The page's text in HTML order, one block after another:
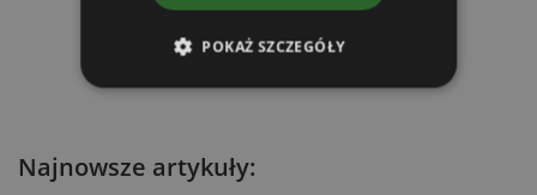
Najnowsze artykuły:
POKAŻ SZCZEGÓŁY